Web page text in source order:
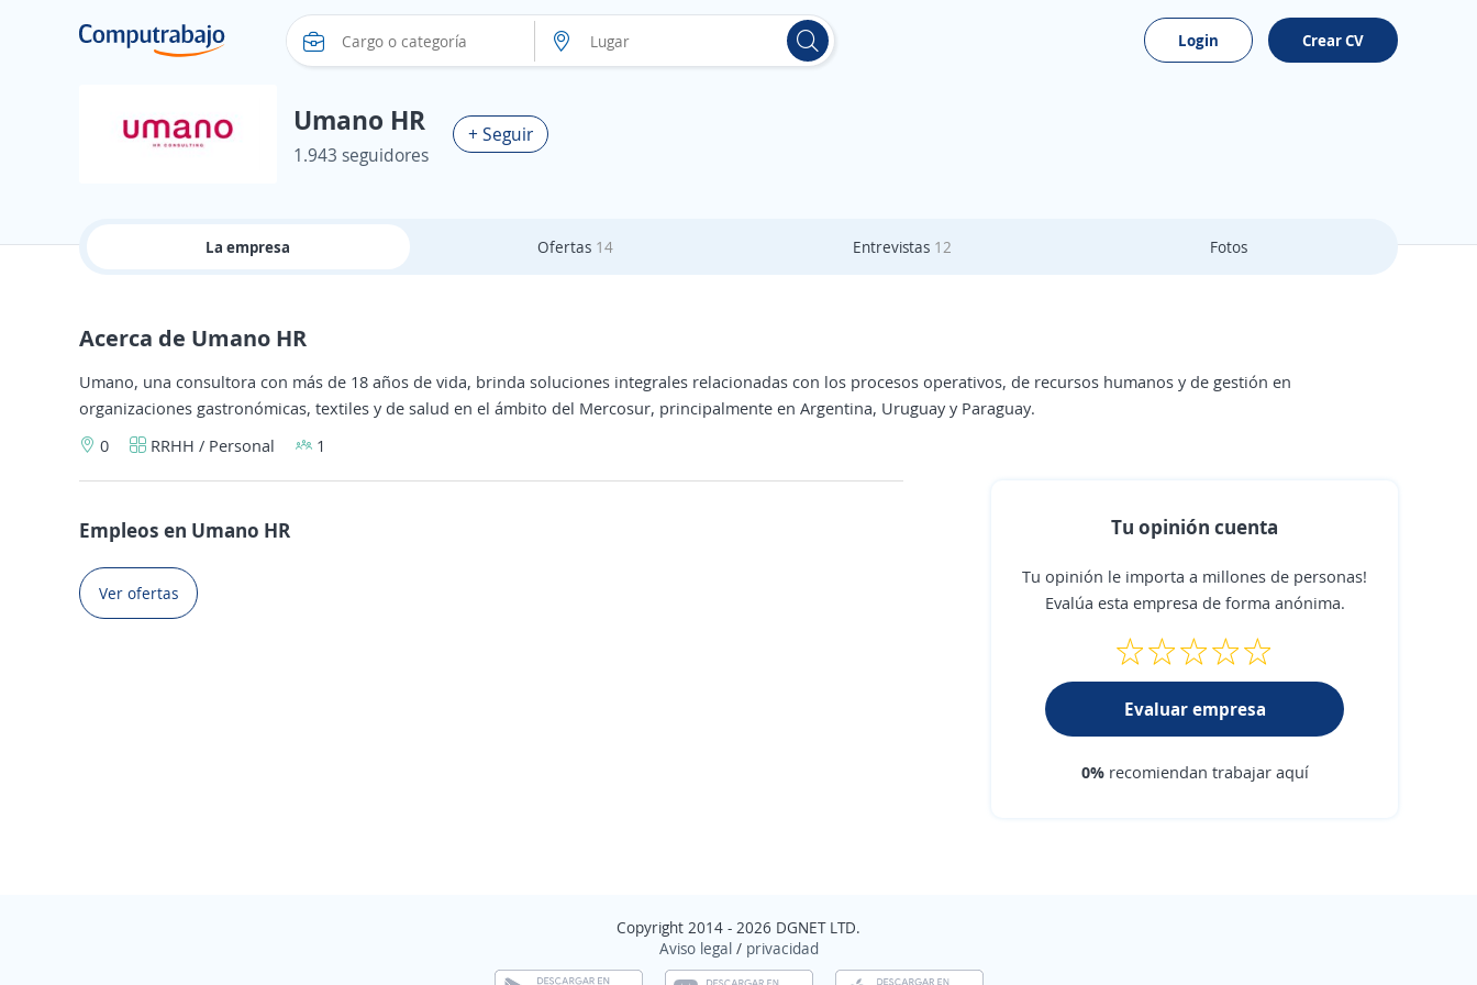
Login Crear CV
Umano HR
1.943 seguidores
+ Seguir
La empresa Ofertas 14 Entrevistas 12 Fotos
Acerca de Umano HR
Umano, una consultora con más de 18 años de vida, brinda soluciones integrales relacionadas con los procesos operativos, de recursos humanos y de gestión en
organizaciones gastronómicas, textiles y de salud en el ámbito del Mercosur, principalmente en Argentina, Uruguay y Paraguay.
0
RRHH / Personal 1
Empleos en Umano HR
Ver ofertas
Tu opinión cuenta
Tu opinión le importa a millones de personas!
Evalúa esta empresa de forma anónima.
Evaluar empresa
0%recomiendan trabajar aquí
Copyright 2014 - 2026 DGNET LTD.
Aviso legal/ privacidad